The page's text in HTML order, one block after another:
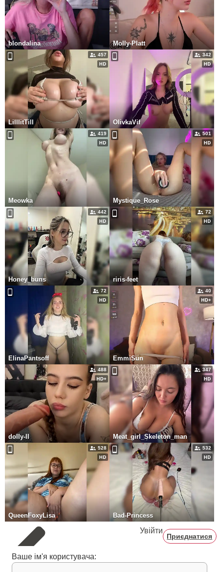
blondalina Molly-Platt
457
LilllitTill
342
OlivkaVif
419
Meowka
501
Mystique_Rose
442
Honey_buns
72
riris-feet
72
ElinaPantsoff
40
EmmiSun
488
dolly-ll
347
Meat_girl_Skeleton_man
528
QueenFoxyLisa
532
Bad-Princess
Увійти
Приєднатися
Ваше ім'я користувача: